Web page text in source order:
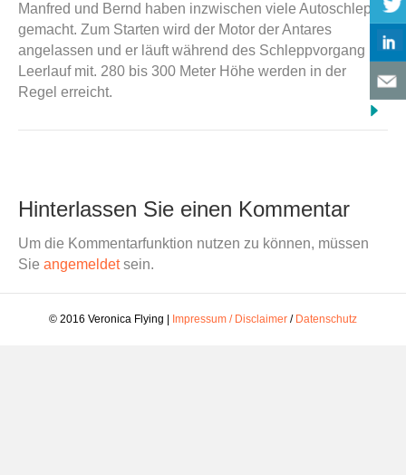
Manfred und Bernd haben inzwischen viele Autoschlepps
gemacht. Zum Starten wird der Motor der Antares
angelassen und er läuft während des Schleppvorgang im
Leerlauf mit. 280 bis 300 Meter Höhe werden in der
Regel erreicht.
Hinterlassen Sie einen Kommentar
Um die Kommentarfunktion nutzen zu können, müssen
Sie angemeldetsein.
© 2016 Veronica Flying | Impressum / Disclaimer / Datenschutz